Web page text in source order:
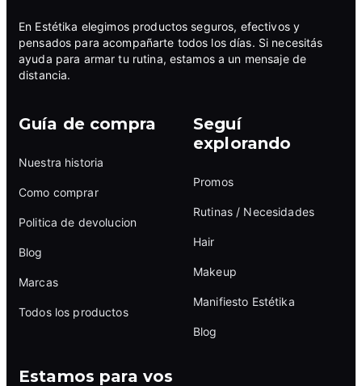
En Estétika elegimos productos seguros, efectivos y
pensados para acompañarte todos los días. Si necesitás
ayuda para armar tu rutina, estamos a un mensaje de
distancia.
Guía de compra
Nuestra historia
Como comprar
Politica de devolucion
Blog
Marcas
Todos los productos
Seguí
explorando
Promos
Rutinas / Necesidades
Hair
Makeup
Manifiesto Estétika
Blog
Estamos para vos